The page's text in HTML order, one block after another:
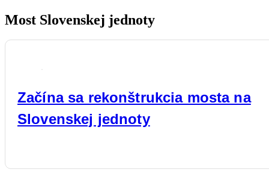
Most Slovenskej jednoty
Začína sa rekonštrukcia mosta na
Slovenskej jednoty